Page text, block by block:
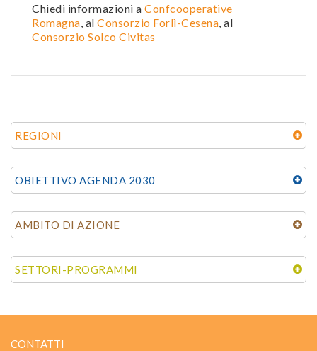
Chiedi informazioni a Confcooperative
Romagna, al Consorzio Forlì-Cesena, al
Consorzio Solco Civitas
REGIONI
OBIETTIVO AGENDA 2030
AMBITO DI AZIONE
SETTORI-PROGRAMMI
CONTATTI